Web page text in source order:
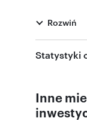
Rozwiń
Statystyki
Inne